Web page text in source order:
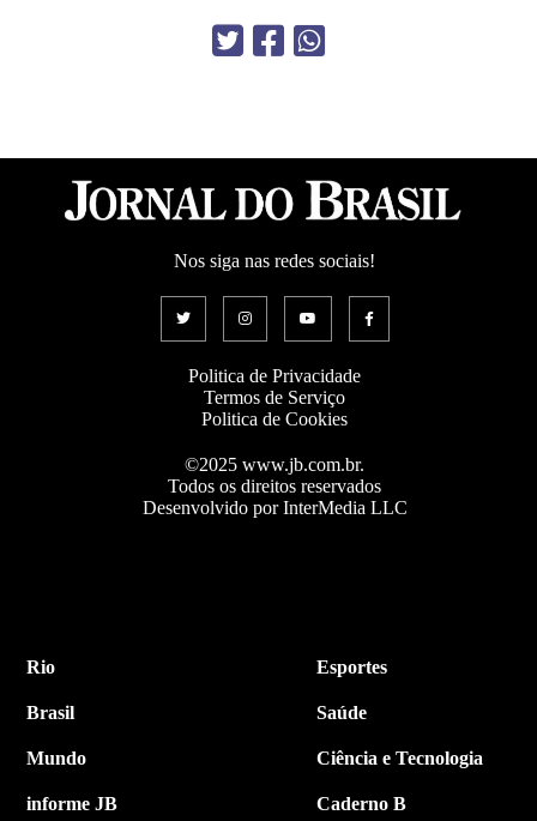
Nos siga nas redes sociais!
Politica de Privacidade
Termos de Serviço
Politica de Cookies
©2025 www.jb.com.br.
Todos os direitos reservados
Desenvolvido por InterMedia LLC
Rio
Brasil
Mundo
informe JB
Esportes
Saúde
Ciência e Tecnologia
Caderno B